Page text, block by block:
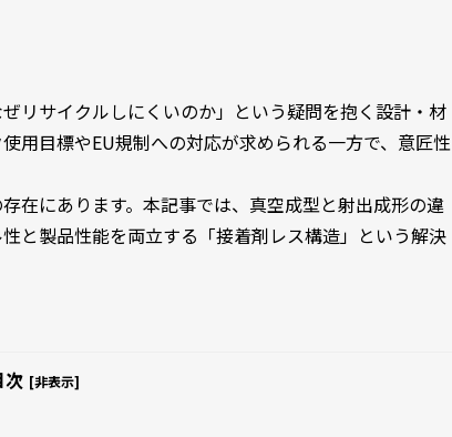
リサイクルしにくいのか」という疑問を抱く設計・材
用目標やEU規制への対応が求められる一方で、意匠性
在にあります。本記事では、真空成型と射出成形の違
と製品性能を両立する「接着剤レス構造」という解決
次 [非表示]